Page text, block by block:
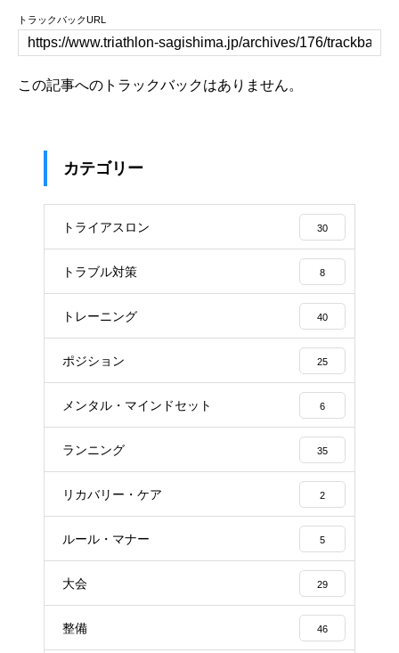
トラックバックURL
この記事へのトラックバックはありません。
カテゴリー
トライアスロン 30
トラブル対策 8
トレーニング 40
ポジション 25
メンタル・マインドセット 6
ランニング 35
リカバリー・ケア 2
ルール・マナー 5
大会 29
整備 46